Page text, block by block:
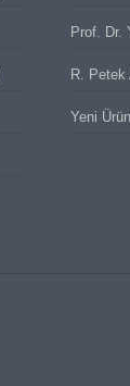
Prof. Dr.
R. Petek
Yeni